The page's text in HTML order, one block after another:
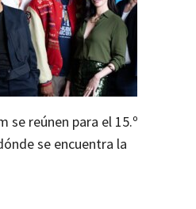
se reúnen para el 15.º
se encuentra la